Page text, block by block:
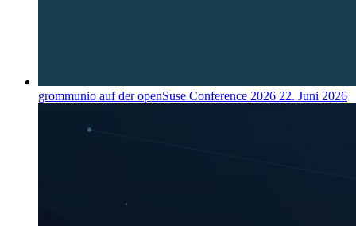
grommunio auf der openSuse Conference 2026 22. Juni 2026